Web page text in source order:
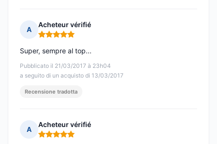
A
Acheteur vérifié
Nota: 5 su 5
Pubblicato il 21/03/2017 à 23h04
a seguito di un acquisto di 13/03/2017
Super, sempre al top...
Recensione tradotta
A
Acheteur vérifié
Nota: 5 su 5